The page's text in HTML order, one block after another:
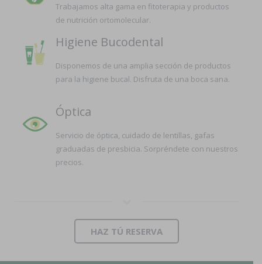
Trabajamos alta gama en fitoterapia y productos
de nutrición ortomolecular.
Higiene Bucodental
Disponemos de una amplia sección de productos
para la higiene bucal. Disfruta de una boca sana.
Óptica
Servicio de óptica, cuidado de lentillas, gafas
graduadas de presbicia. Sorpréndete con nuestros
precios.
HAZ TÚ RESERVA